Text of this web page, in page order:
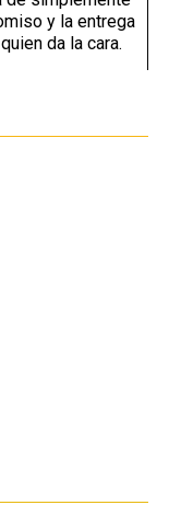
y la entrega
da la cara.